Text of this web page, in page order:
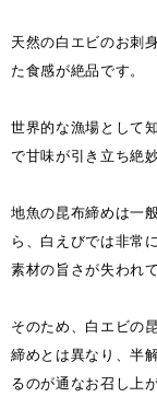
天然の白エビのお刺
た食感が絶品です。
世界的な漁場として
で甘味が引き立ち絶
地魚の昆布締めは一
ら、白えびでは非常
素材の旨さが失われ
そのため、白エビの
締めとは異なり、半
るのが通なお召し上